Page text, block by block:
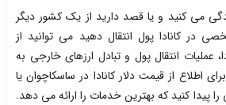
می کنید و یا قصد دارید از یک کشور دیگر
در کانادا پول انتقال دهید می توانید از
عملیات انتقال پول و تبادل ارزهای خارجی به
اطلاع از قیمت دلار کانادا در ساسکاچوان یا
را پیدا کنید که بهترین خدمات را ارائه می دهد.